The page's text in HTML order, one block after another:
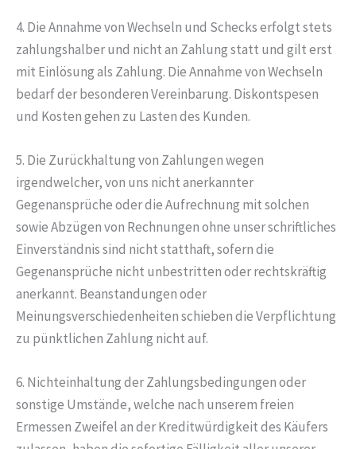
4. Die Annahme von Wechseln und Schecks erfolgt stets
zahlungshalber und nicht an Zahlung statt und gilt erst
mit Einlösung als Zahlung. Die Annahme von Wechseln
bedarf der besonderen Vereinbarung. Diskontspesen
und Kosten gehen zu Lasten des Kunden.
5. Die Zurückhaltung von Zahlungen wegen
irgendwelcher, von uns nicht anerkannter
Gegenansprüche oder die Aufrechnung mit solchen
sowie Abzügen von Rechnungen ohne unser schriftliches
Einverständnis sind nicht statthaft, sofern die
Gegenansprüche nicht unbestritten oder rechtskräftig
anerkannt. Beanstandungen oder
Meinungsverschiedenheiten schieben die Verpflichtung
zu pünktlichen Zahlung nicht auf.
6. Nichteinhaltung der Zahlungsbedingungen oder
sonstige Umstände, welche nach unserem freien
Ermessen Zweifel an der Kreditwürdigkeit des Käufers